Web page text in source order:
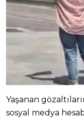
Yaşanan
sosyal medya